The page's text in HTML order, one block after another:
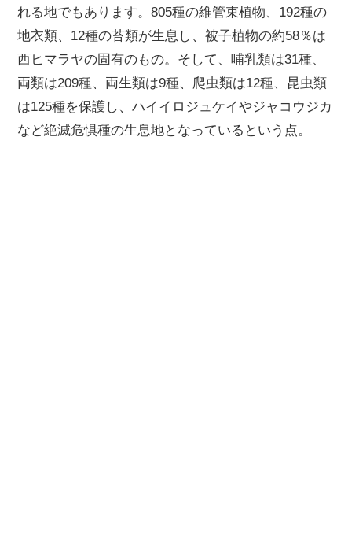
れる地でもあります。805種の維管束植物、192種の
地衣類、12種の苔類が生息し、被子植物の約58％は
西ヒマラヤの固有のもの。そして、哺乳類は31種、
両類は209種、両生類は9種、爬虫類は12種、昆虫類
は125種を保護し、ハイイロジュケイやジャコウジカ
など絶滅危惧種の生息地となっているという点。